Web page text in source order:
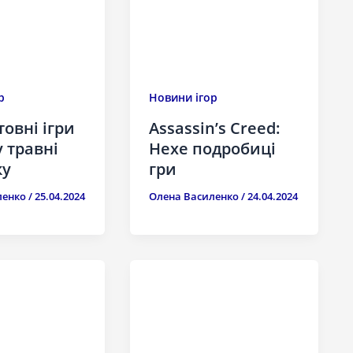
ігри
травні
/25.04.2024
Новини ігор
Assassin’s Creed:
Hexe подробиці
гри
Олена Василенко/24.04.2024